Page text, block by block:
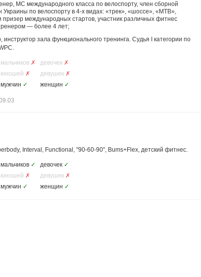
МС международного класса по велоспорту, член сборной
по велоспорту в 4-х видах: «трек», «шоссе», «МТВ»,
международных стартов, участник различных фитнес
— более 4 лет;
зала функционального тренинга. Судья I категории по
мальчиков ✗ девочек ✗
юношей ✗ девушек ✗
мужчин ✓ женщин ✓
Interval, Functional, "90-60-90", Bums+Flex, детский фитнес.
мальчиков ✓ девочек ✓
юношей ✗ девушек ✗
мужчин ✓ женщин ✓